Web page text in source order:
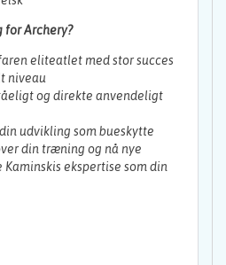
for Archery?
eliteatlet med stor succes
niveau
og direkte anvendeligt
udvikling som bueskytte
din træning og nå nye
Kaminskis ekspertise som din